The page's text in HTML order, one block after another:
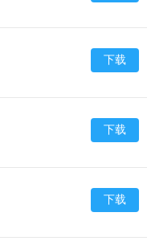
下载
下载
下载